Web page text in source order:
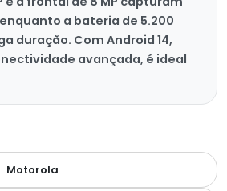
a bateria de 5.200
duração. Com Android 14,
avançada, é ideal
Motorola